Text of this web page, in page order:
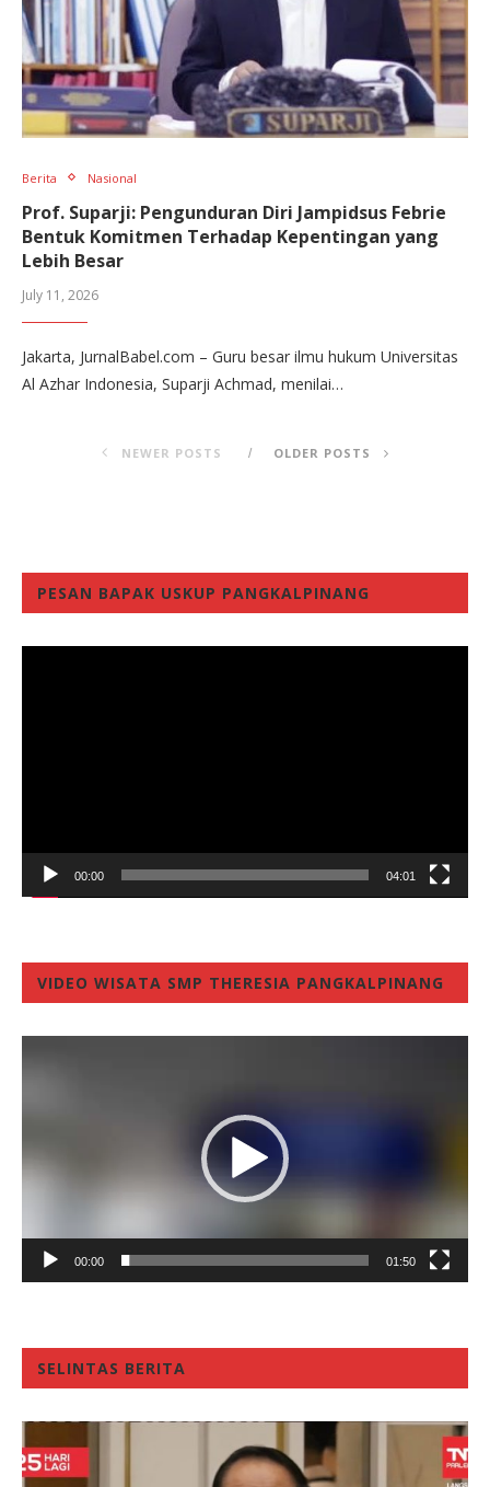
Berita Nasional
Prof. Suparji: Pengunduran Diri Jampidsus Febrie
Bentuk Komitmen Terhadap Kepentingan yang
Lebih Besar
July 11, 2026
Jakarta, JurnalBabel.com – Guru besar ilmu hukum Universitas
Al Azhar Indonesia, Suparji Achmad, menilai…
NEWER POSTS OLDER POSTS
PESAN BAPAK USKUP PANGKALPINANG
00:00 04:01
VIDEO WISATA SMP THERESIA PANGKALPINANG
00:00 01:50
SELINTAS BERITA